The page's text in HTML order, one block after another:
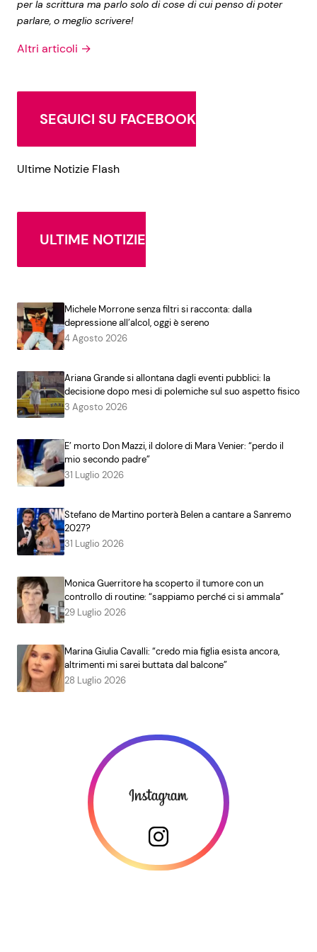
per la scrittura ma parlo solo di cose di cui penso di poter
parlare, o meglio scrivere!
Altri articoli →
SEGUICI SU FACEBOOK
Ultime Notizie Flash
ULTIME NOTIZIE
Michele Morrone senza filtri si racconta: dalla
depressione all’alcol, oggi è sereno
4 Agosto 2026
Ariana Grande si allontana dagli eventi pubblici: la
decisione dopo mesi di polemiche sul suo aspetto fisico
3 Agosto 2026
E’ morto Don Mazzi, il dolore di Mara Venier: “perdo il
mio secondo padre”
31 Luglio 2026
Stefano de Martino porterà Belen a cantare a Sanremo
2027?
31 Luglio 2026
Monica Guerritore ha scoperto il tumore con un
controllo di routine: “sappiamo perché ci si ammala”
29 Luglio 2026
Marina Giulia Cavalli: “credo mia figlia esista ancora,
altrimenti mi sarei buttata dal balcone”
28 Luglio 2026